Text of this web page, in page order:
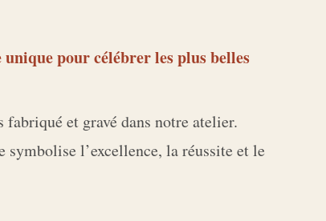
pour célébrer les plus belles
fabriqué et gravé dans notre atelier.
symbolise l’excellence, la réussite et le